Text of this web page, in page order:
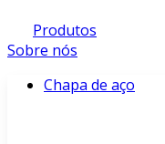
Produtos
Sobre nós
Chapa de aço